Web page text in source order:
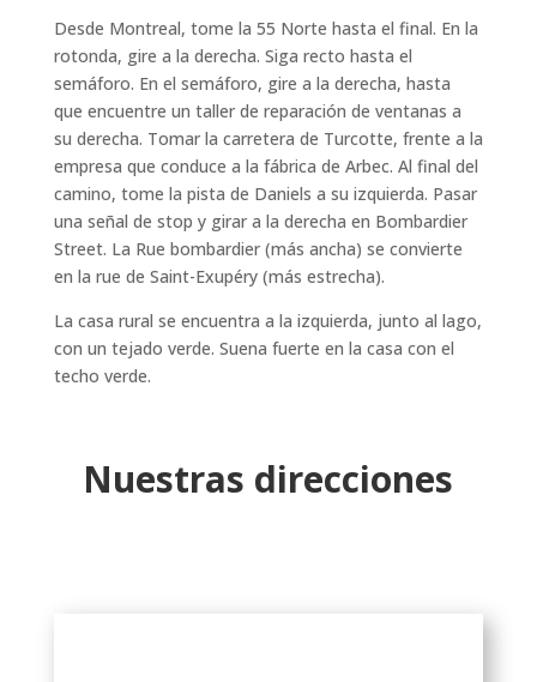
Desde Montreal, tome la 55 Norte hasta el final. En la
rotonda, gire a la derecha. Siga recto hasta el
semáforo. En el semáforo, gire a la derecha, hasta
que encuentre un taller de reparación de ventanas a
su derecha. Tomar la carretera de Turcotte, frente a la
empresa que conduce a la fábrica de Arbec. Al final del
camino, tome la pista de Daniels a su izquierda. Pasar
una señal de stop y girar a la derecha en Bombardier
Street. La Rue bombardier (más ancha) se convierte
en la rue de Saint-Exupéry (más estrecha).
La casa rural se encuentra a la izquierda, junto al lago,
con un tejado verde. Suena fuerte en la casa con el
techo verde.
Nuestras direcciones